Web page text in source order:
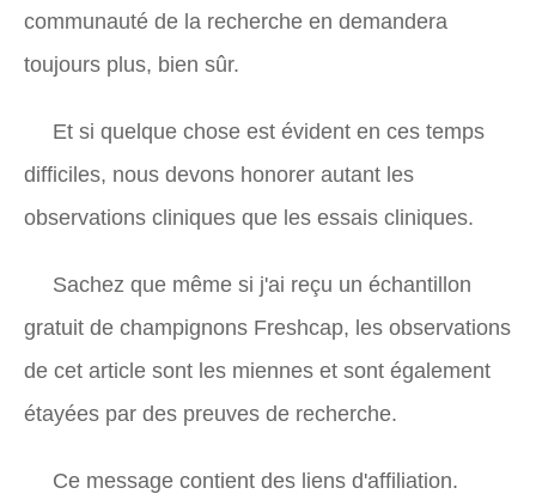
communauté de la recherche en demandera
toujours plus, bien sûr.
Et si quelque chose est évident en ces temps
difficiles, nous devons honorer autant les
observations cliniques que les essais cliniques.
Sachez que même si j'ai reçu un échantillon
gratuit de champignons Freshcap, les observations
de cet article sont les miennes et sont également
étayées par des preuves de recherche.
Ce message contient des liens d'affiliation.